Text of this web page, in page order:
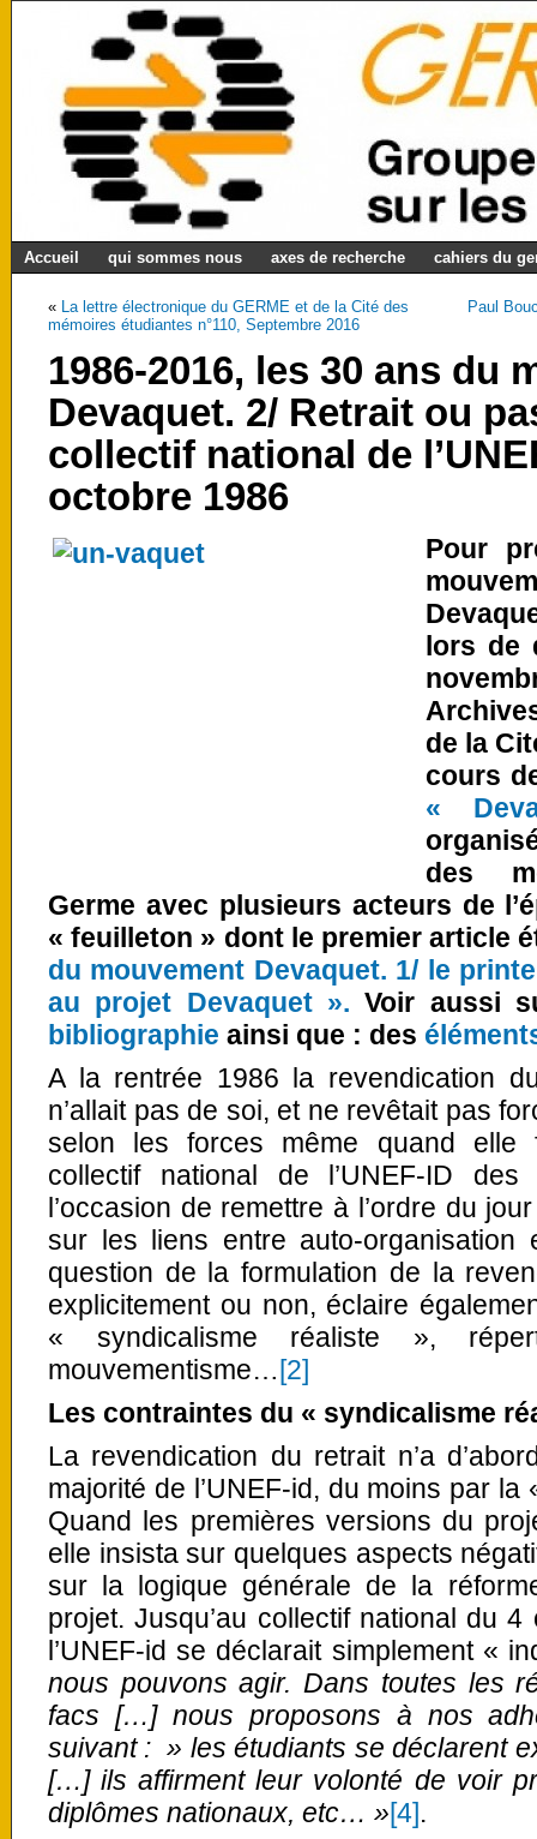
Accueil qui sommes nous axes de recherche cahiers du
« La lettre électronique du GERME et de la Cité des
mémoires étudiantes n°110, Septembre 2016
Paul
1986-2016, les 30 ans du
Devaquet. 2/ Retrait ou
collectif national de
octobre 1986
Pour
lors de
de la
cours
«
des
Germe avec plusieurs acteurs de
« feuilleton » dont le premier article
du mouvement Devaquet. 1/ le
au projet Devaquet ».Voir aussi
bibliographie ainsi que : des
A la rentrée 1986 la revendication
n’allait pas de soi, et ne revêtait pas
selon les forces même quand elle
collectif national de l’UNEF-ID
l’occasion de remettre à l’ordre du
sur les liens entre auto-organisation
question de la formulation de la
explicitement ou non, éclaire
« syndicalisme réaliste »,
mouvementisme…[2]
Les contraintes du « syndicalisme
La revendication du retrait n’a
majorité de l’UNEF-id, du moins par
Quand les premières versions du
elle insista sur quelques aspects
sur la logique générale de la
projet. Jusqu’au collectif national du
l’UNEF-id se déclarait simplement «
nous pouvons agir. Dans toutes les
facs […] nous proposons à nos
suivant : » les étudiants se déclarent
[…] ils affirment leur volonté de voir
diplômes nationaux, etc… »[4].